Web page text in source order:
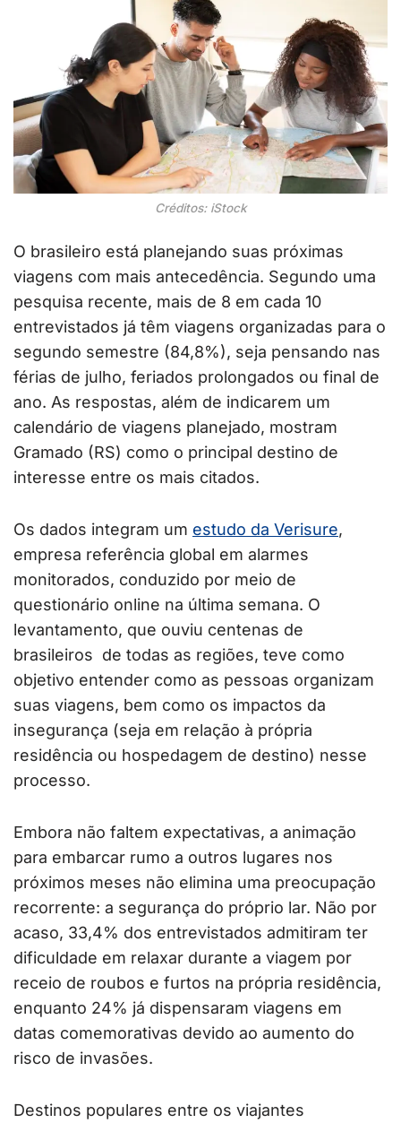
Créditos: iStock
O brasileiro está planejando suas próximas
viagens com mais antecedência. Segundo uma
pesquisa recente, mais de 8 em cada 10
entrevistados já têm viagens organizadas para o
segundo semestre (84,8%), seja pensando nas
férias de julho, feriados prolongados ou final de
ano. As respostas, além de indicarem um
calendário de viagens planejado, mostram
Gramado (RS) como o principal destino de
interesse entre os mais citados.
Os dados integram um estudo da Verisure,
empresa referência global em alarmes
monitorados, conduzido por meio de
questionário online na última semana. O
levantamento, que ouviu centenas de
brasileiros de todas as regiões, teve como
objetivo entender como as pessoas organizam
suas viagens, bem como os impactos da
insegurança (seja em relação à própria
residência ou hospedagem de destino) nesse
processo.
Embora não faltem expectativas, a animação
para embarcar rumo a outros lugares nos
próximos meses não elimina uma preocupação
recorrente: a segurança do próprio lar. Não por
acaso, 33,4% dos entrevistados admitiram ter
dificuldade em relaxar durante a viagem por
receio de roubos e furtos na própria residência,
enquanto 24% já dispensaram viagens em
datas comemorativas devido ao aumento do
risco de invasões.
Destinos populares entre os viajantes